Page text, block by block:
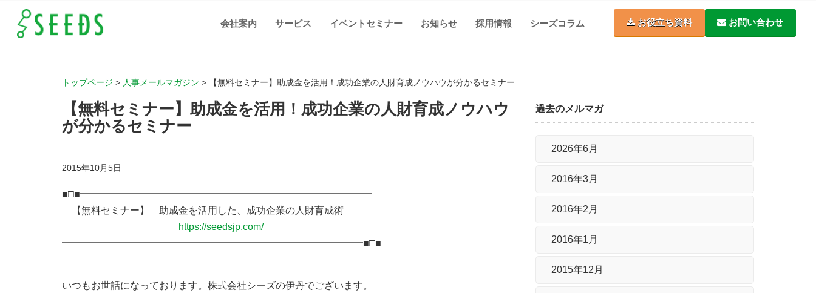
会社案内 サービス イベントセミナー お知らせ 採用情報 シーズコラム お役立ち資料 お問い合わせ
トップページ > 人事メールマガジン > 【無料セミナー】助成金を活用！成功企業の人財育成ノウハウが分かるセミナー
【無料セミナー】助成金を活用！成功企業の人財育成ノウハウ
が分かるセミナー
2015年10月5日
■□■━━━━━━━━━━━━━━━━━━━━━━━━━━━━━━
【無料セミナー】 助成金を活用した、成功企業の人財育成術
https://seedsjp.com/
━━━━━━━━━━━━━━━━━━━━━━━━━━━━━━━■□■
いつもお世話になっております。株式会社シーズの伊丹でございます。
過去のメルマガ
2026年6月
2016年3月
2016年2月
2016年1月
2015年12月